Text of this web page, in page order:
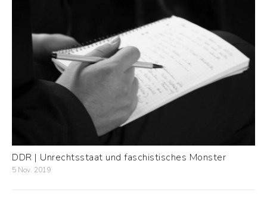
DDR | Unrechtsstaat und faschistisches Monster
5 Nov. 2019